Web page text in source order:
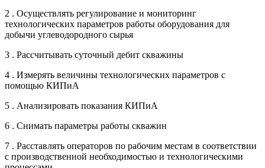
2 . Осуществлять регулирование и мониторинг
технологических параметров работы оборудования для
добычи углеводородного сырья
3 . Рассчитывать суточный дебит скважины
4 . Измерять величины технологических параметров с
помощью КИПиА
5 . Анализировать показания КИПиА
6 . Снимать параметры работы скважин
7 . Расставлять операторов по рабочим местам в соответствии
с производственной необходимостью и технологическими